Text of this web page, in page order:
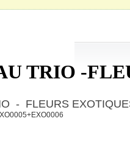
TRIO -
- FLEURS